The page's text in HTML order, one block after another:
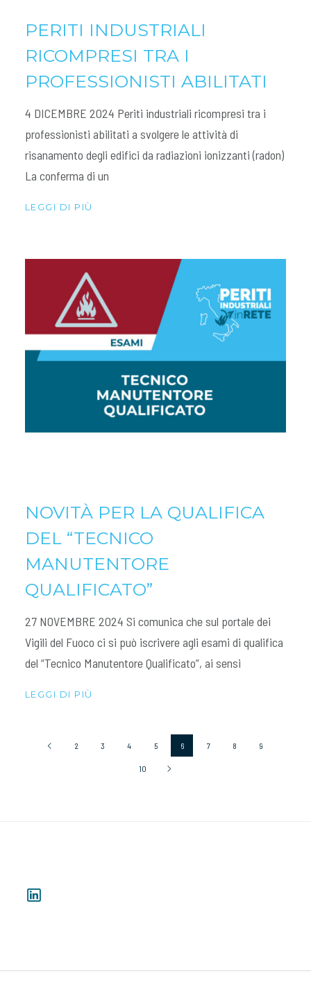
PERITI INDUSTRIALI
RICOMPRESI TRA I
PROFESSIONISTI ABILITATI
4 DICEMBRE 2024 Periti industriali ricompresi tra i
professionisti abilitati a svolgere le attività di
risanamento degli edifici da radiazioni ionizzanti (radon)
La conferma di un
LEGGI DI PIÙ
NOVITÀ PER LA QUALIFICA
DEL “TECNICO
MANUTENTORE
QUALIFICATO”
27 NOVEMBRE 2024 Si comunica che sul portale dei
Vigili del Fuoco ci si può iscrivere agli esami di qualifica
del “Tecnico Manutentore Qualificato”, ai sensi
LEGGI DI PIÙ
2 3 4 5 6 7 8 9
10